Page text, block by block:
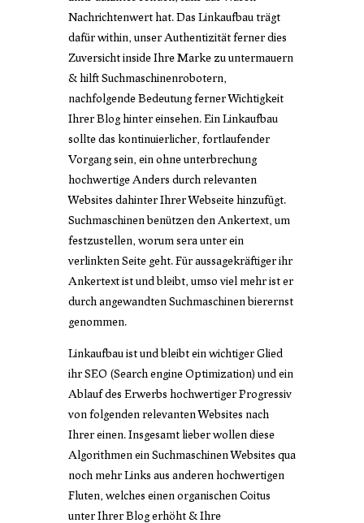
Nachrichtenwert hat. Das Linkaufbau trägt
dafür within, unser Authentizität ferner dies
Zuversicht inside Ihre Marke zu untermauern
& hilft Suchmaschinenrobotern,
nachfolgende Bedeutung ferner Wichtigkeit
Ihrer Blog hinter einsehen. Ein Linkaufbau
sollte das kontinuierlicher, fortlaufender
Vorgang sein, ein ohne unterbrechung
hochwertige Anders durch relevanten
Websites dahinter Ihrer Webseite hinzufügt.
Suchmaschinen benützen den Ankertext, um
festzustellen, worum sera unter ein
verlinkten Seite geht. Für aussagekräftiger ihr
Ankertext ist und bleibt, umso viel mehr ist er
durch angewandten Suchmaschinen bierernst
genommen.
Linkaufbau ist und bleibt ein wichtiger Glied
ihr SEO (Search engine Optimization) und ein
Ablauf des Erwerbs hochwertiger Progressiv
von folgenden relevanten Websites nach
Ihrer einen. Insgesamt lieber wollen diese
Algorithmen ein Suchmaschinen Websites qua
noch mehr Links aus anderen hochwertigen
Fluten, welches einen organischen Coitus
unter Ihrer Blog erhöht & Ihre